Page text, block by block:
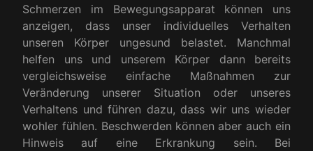
Schmerzen im Bewegungsapparat können uns
anzeigen, dass unser individuelles Verhalten
unseren Körper ungesund belastet. Manchmal
helfen uns und unserem Körper dann bereits
vergleichsweise einfache Maßnahmen zur
Veränderung unserer Situation oder unseres
Verhaltens und führen dazu, dass wir uns wieder
wohler fühlen. Beschwerden können aber auch ein
Hinweis auf eine Erkrankung sein. Bei